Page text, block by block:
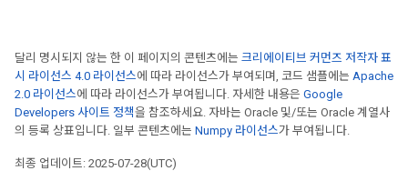
달리 명시되지 않는 한 이 페이지의 콘텐츠에는 크리에이티브 커먼즈 저작자 표
시 라이선스 4.0 라이선스에 따라 라이선스가 부여되며, 코드 샘플에는 Apache
2.0 라이선스에 따라 라이선스가 부여됩니다. 자세한 내용은 Google
Developers 사이트 정책을 참조하세요. 자바는 Oracle 및/또는 Oracle 계열사
의 등록 상표입니다. 일부 콘텐츠에는 Numpy 라이선스가 부여됩니다.
최종 업데이트: 2025-07-28(UTC)